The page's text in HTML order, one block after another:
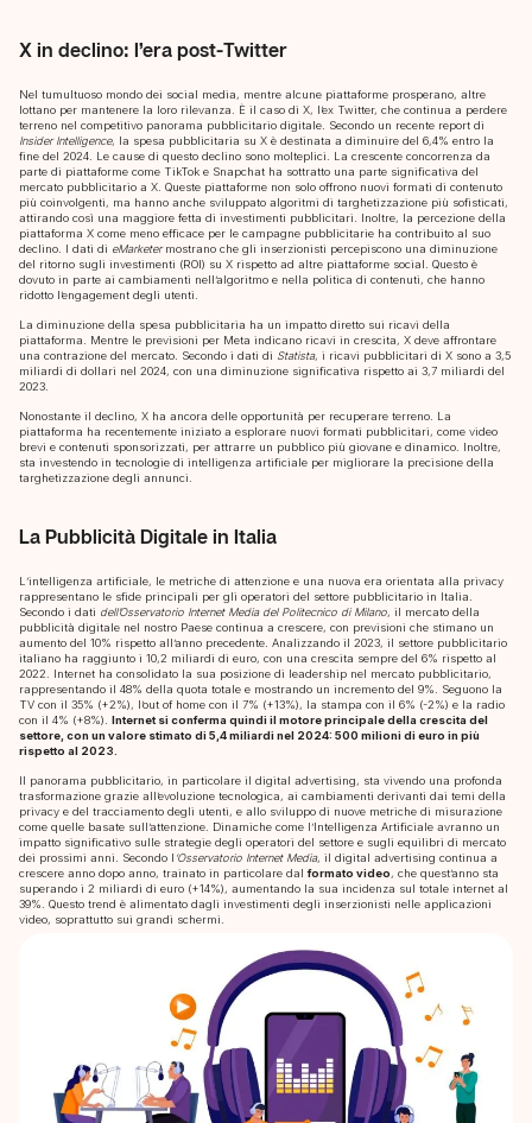
X in declino: l’era post-Twitter
Nel tumultuoso mondo dei social media, mentre alcune piattaforme prosperano, altre
lottano per mantenere la loro rilevanza. È il caso di X, l’ex Twitter, che continua a perdere
terreno nel competitivo panorama pubblicitario digitale. Secondo un recente report di
Insider Intelligence, la spesa pubblicitaria su X è destinata a diminuire del 6,4% entro la
fine del 2024. Le cause di questo declino sono molteplici. La crescente concorrenza da
parte di piattaforme come TikTok e Snapchat ha sottratto una parte significativa del
mercato pubblicitario a X. Queste piattaforme non solo offrono nuovi formati di contenuto
più coinvolgenti, ma hanno anche sviluppato algoritmi di targhetizzazione più sofisticati,
attirando così una maggiore fetta di investimenti pubblicitari. Inoltre, la percezione della
piattaforma X come meno efficace per le campagne pubblicitarie ha contribuito al suo
declino. I dati di eMarketermostrano che gli inserzionisti percepiscono una diminuzione
del ritorno sugli investimenti (ROI) su X rispetto ad altre piattaforme social. Questo è
dovuto in parte ai cambiamenti nell’algoritmo e nella politica di contenuti, che hanno
ridotto l’engagement degli utenti.
La diminuzione della spesa pubblicitaria ha un impatto diretto sui ricavi della
piattaforma. Mentre le previsioni per Meta indicano ricavi in crescita, X deve affrontare
una contrazione del mercato. Secondo i dati di Statista, i ricavi pubblicitari di X sono a 3,5
miliardi di dollari nel 2024, con una diminuzione significativa rispetto ai 3,7 miliardi del
2023.
Nonostante il declino, X ha ancora delle opportunità per recuperare terreno. La
piattaforma ha recentemente iniziato a esplorare nuovi formati pubblicitari, come video
brevi e contenuti sponsorizzati, per attrarre un pubblico più giovane e dinamico. Inoltre,
sta investendo in tecnologie di intelligenza artificiale per migliorare la precisione della
targhetizzazione degli annunci.
La Pubblicità Digitale in Italia
L’intelligenza artificiale, le metriche di attenzione e una nuova era orientata alla privacy
rappresentano le sfide principali per gli operatori del settore pubblicitario in Italia.
Secondo i dati dell’Osservatorio Internet Media del Politecnico di Milano, il mercato della
pubblicità digitale nel nostro Paese continua a crescere, con previsioni che stimano un
aumento del 10% rispetto all’anno precedente. Analizzando il 2023, il settore pubblicitario
italiano ha raggiunto i 10,2 miliardi di euro, con una crescita sempre del 6% rispetto al
2022. Internet ha consolidato la sua posizione di leadership nel mercato pubblicitario,
rappresentando il 48% della quota totale e mostrando un incremento del 9%. Seguono la
TV con il 35% (+2%), l’out of home con il 7% (+13%), la stampa con il 6% (-2%) e la radio
con il 4% (+8%).Internet si conferma quindi il motore principale della crescita del
settore, con un valore stimato di 5,4 miliardi nel 2024: 500 milioni di euro in più
rispetto al 2023.
Il panorama pubblicitario, in particolare il digital advertising, sta vivendo una profonda
trasformazione grazie all’evoluzione tecnologica, ai cambiamenti derivanti dai temi della
privacy e del tracciamento degli utenti, e allo sviluppo di nuove metriche di misurazione
come quelle basate sull’attenzione. Dinamiche come l’Intelligenza Artificiale avranno un
impatto significativo sulle strategie degli operatori del settore e sugli equilibri di mercato
dei prossimi anni. Secondo l ‘Osservatorio Internet Media, il digital advertising continua a
crescere anno dopo anno, trainato in particolare dalformato video, che quest’anno sta
superando i 2 miliardi di euro (+14%), aumentando la sua incidenza sul totale internet al
39%. Questo trend è alimentato dagli investimenti degli inserzionisti nelle applicazioni
video, soprattutto sui grandi schermi.